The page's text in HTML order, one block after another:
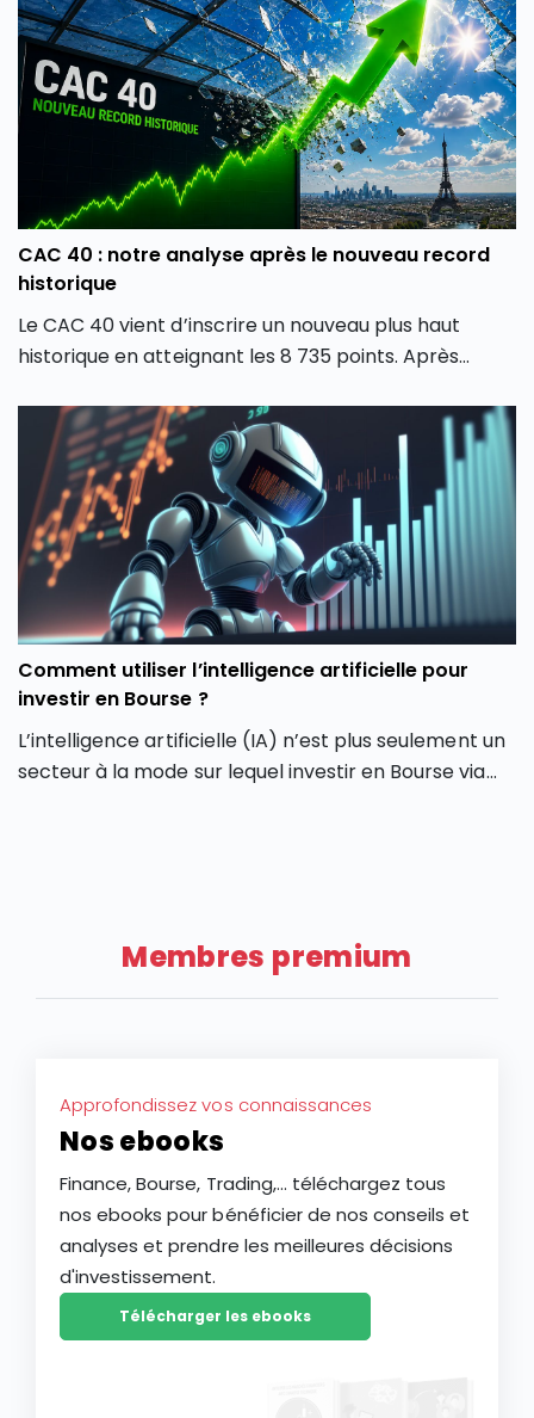
CAC 40 : notre analyse après le nouveau record
historique
Le CAC 40 vient d’inscrire un nouveau plus haut
historique en atteignant les 8 735 points. Après
parisien semble avoir retrouvé une dynamique
haussière en dépassant son précédent record de
février 2026. Comment expliquer cette envolée du
CAC 40 ? Quels secteurs tirent actuellement l’indice
parisien ? Et surtout, cette hausse du CAC 40 peut-
elle encore se poursuivre ou faut-il s’attendre à une
phase de consolidation ?
Comment utiliser l’intelligence artificielle pour
investir en Bourse ?
L’intelligence artificielle (IA) n’est plus seulement un
secteur à la mode sur lequel investir en Bourse via
vous aider à mieux saisir les opportunités des
Membres premium
Approfondissez vos connaissances
Nos ebooks
Finance, Bourse, Trading,... téléchargez tous
nos ebooks pour bénéficier de nos conseils et
analyses et prendre les meilleures décisions
d'investissement.
Télécharger les ebooks